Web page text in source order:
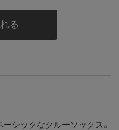
る
シックなクルーソックス。